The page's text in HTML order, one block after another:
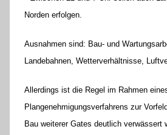
Norden erfolgen.
Ausnahmen sind: Bau- und
Landebahnen, Wetterverhältnisse,
Allerdings ist die Regel im Rahmen
Plangenehmigungsverfahrens zur
Bau weiterer Gates deutlich verwässert